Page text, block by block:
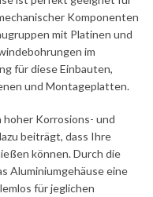
Komponenten
mit Platinen und
im
für diese Einbauten,
und Montageplatten.
Korrosions- und
beiträgt, dass Ihre
können. Durch die
Aluminiumgehäuse eine
für jeglichen